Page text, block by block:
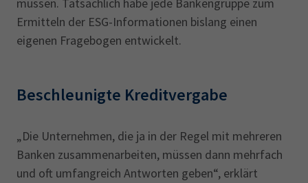
Ermitteln der ESG-Informationen bislang einen
eigenen Fragebogen entwickelt.
Beschleunigte Kreditvergabe
„Die Unternehmen, die ja in der Regel mit mehreren
Banken zusammenarbeiten, müssen dann mehrfach
und oft umfangreich Antworten geben“, erklärt